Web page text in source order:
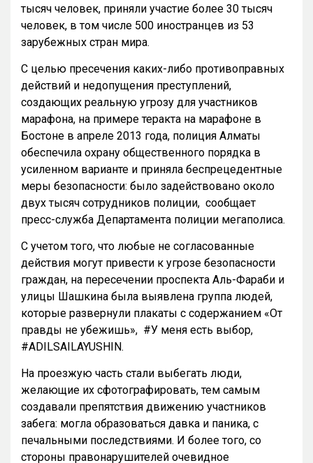
тысяч человек, приняли участие более 30 тысяч
человек, в том числе 500 иностранцев из 53
зарубежных стран мира.
С целью пресечения каких-либо противоправных
действий и недопущения преступлений,
создающих реальную угрозу для участников
марафона, на примере теракта на марафоне в
Бостоне в апреле 2013 года, полиция Алматы
обеспечила охрану общественного порядка в
усиленном варианте и приняла беспрецедентные
меры безопасности: было задействовано около
двух тысяч сотрудников полиции, сообщает
пресс-служба Департамента полиции мегаполиса.
С учетом того, что любые не согласованные
действия могут привести к угрозе безопасности
граждан, на пересечении проспекта Аль-Фараби и
улицы Шашкина была выявлена группа людей,
которые развернули плакаты с содержанием «От
правды не убежишь», #У меня есть выбор,
#ADILSAILAYUSHIN.
На проезжую часть стали выбегать люди,
желающие их сфотографировать, тем самым
создавали препятствия движению участников
забега: могла образоваться давка и паника, с
печальными последствиями. И более того, со
стороны правонарушителей очевидное